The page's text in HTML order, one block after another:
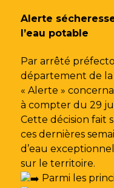
Alerte
l’eau potable
Par arrêté
département de la
« Alerte »
à compter du 29
Cette décision fait
ces dernières
d’eau
sur le territoire.
Parmi les